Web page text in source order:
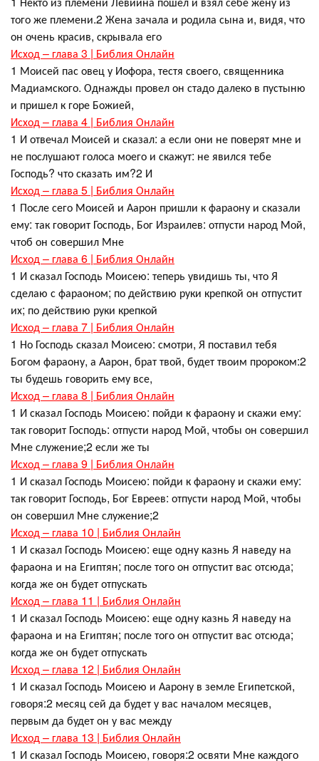
того же племени.2 Жена зачала и родила сына и, видя, что
он очень красив, скрывала его
Исход – глава 3 | Библия Онлайн
1 Моисей пас овец у Иофора, тестя своего, священника
Мадиамского. Однажды провел он стадо далеко в пустыню
и пришел к горе Божией,
Исход – глава 4 | Библия Онлайн
1 И отвечал Моисей и сказал: а если они не поверят мне и
не послушают голоса моего и скажут: не явился тебе
Господь? что сказать им?2 И
Исход – глава 5 | Библия Онлайн
1 После сего Моисей и Аарон пришли к фараону и сказали
ему: так говорит Господь, Бог Израилев: отпусти народ Мой,
чтоб он совершил Мне
Исход – глава 6 | Библия Онлайн
1 И сказал Господь Моисею: теперь увидишь ты, что Я
сделаю с фараоном; по действию руки крепкой он отпустит
их; по действию руки крепкой
Исход – глава 7 | Библия Онлайн
1 Но Господь сказал Моисею: смотри, Я поставил тебя
Богом фараону, а Аарон, брат твой, будет твоим пророком:2
ты будешь говорить ему все,
Исход – глава 8 | Библия Онлайн
1 И сказал Господь Моисею: пойди к фараону и скажи ему:
так говорит Господь: отпусти народ Мой, чтобы он совершил
Мне служение;2 если же ты
Исход – глава 9 | Библия Онлайн
1 И сказал Господь Моисею: пойди к фараону и скажи ему:
так говорит Господь, Бог Евреев: отпусти народ Мой, чтобы
он совершил Мне служение;2
Исход – глава 10 | Библия Онлайн
1 И сказал Господь Моисею: еще одну казнь Я наведу на
фараона и на Египтян; после того он отпустит вас отсюда;
когда же он будет отпускать
Исход – глава 11 | Библия Онлайн
1 И сказал Господь Моисею: еще одну казнь Я наведу на
фараона и на Египтян; после того он отпустит вас отсюда;
когда же он будет отпускать
Исход – глава 12 | Библия Онлайн
1 И сказал Господь Моисею и Аарону в земле Египетской,
говоря:2 месяц сей да будет у вас началом месяцев,
первым да будет он у вас между
Исход – глава 13 | Библия Онлайн
1 И сказал Господь Моисею, говоря:2 освяти Мне каждого